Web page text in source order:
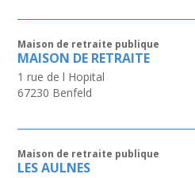
Maison de retraite publique
MAISON DE RETRAITE
1 rue de l Hopital
67230 Benfeld
Maison de retraite publique
LES AULNES